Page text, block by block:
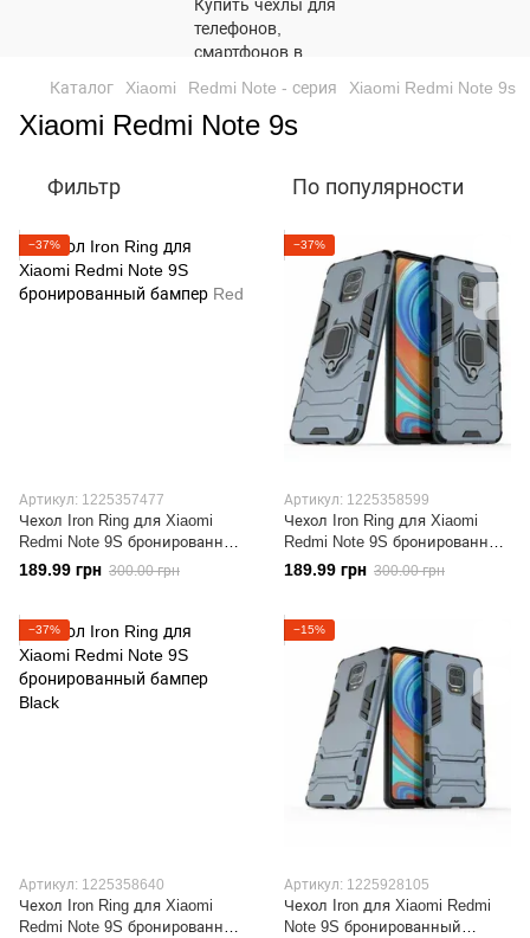
Каталог Xiaomi Redmi Note - серия Xiaomi Redmi Note 9s
Xiaomi Redmi Note 9s
Фильтр По популярности
−37%
Артикул: 1225357477
Чехол Iron Ring для Xiaomi
Redmi Note 9S бронированный
бампер Red
189.99 грн 300.00 грн
−37%
Артикул: 1225358599
Чехол Iron Ring для Xiaomi
Redmi Note 9S бронированный
бампер Dark Blue
189.99 грн 300.00 грн
−37%
Артикул: 1225358640
Чехол Iron Ring для Xiaomi
Redmi Note 9S бронированный
−15%
Артикул: 1225928105
Чехол Iron для Xiaomi Redmi
Note 9S бронированный